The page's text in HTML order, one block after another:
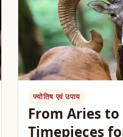
ज्योतिष एवं उपाय
From Aries to
Timepieces